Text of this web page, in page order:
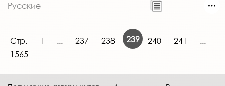
Русские
Стр. 1 ... 237 238 239 240 241
...
1565